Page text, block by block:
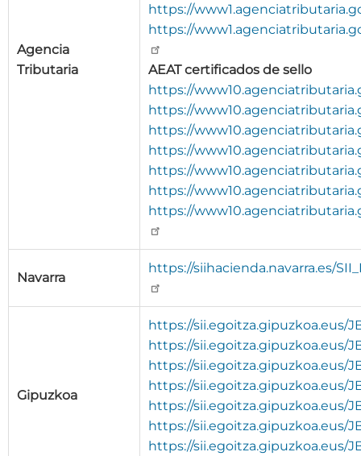
Agencia
Tributaria
https://
https://
AEAT certificados de sello
https://
https://
https://
https://
https://
https://
https://
Navarra
https://siihacienda.navarra.es/
Gipuzkoa
https://sii.egoitza.gipuzkoa.eus/
https://sii.egoitza.gipuzkoa.eus/
https://sii.egoitza.gipuzkoa.eus/
https://sii.egoitza.gipuzkoa.eus/
https://sii.egoitza.gipuzkoa.eus/
https://sii.egoitza.gipuzkoa.eus/
https://sii.egoitza.gipuzkoa.eus/